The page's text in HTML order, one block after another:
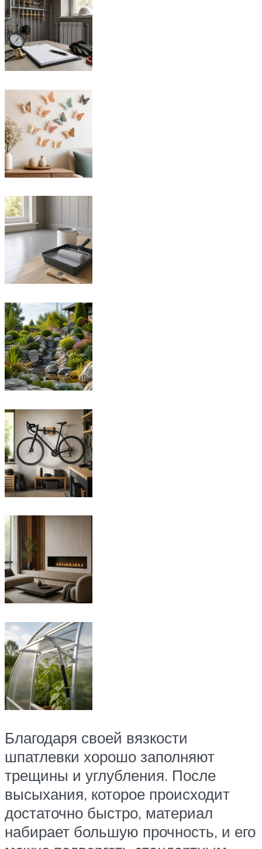
Благодаря своей вязкости
шпатлевки хорошо заполняют
трещины и углубления. После
высыхания, которое происходит
достаточно быстро, материал
набирает большую прочность, и его